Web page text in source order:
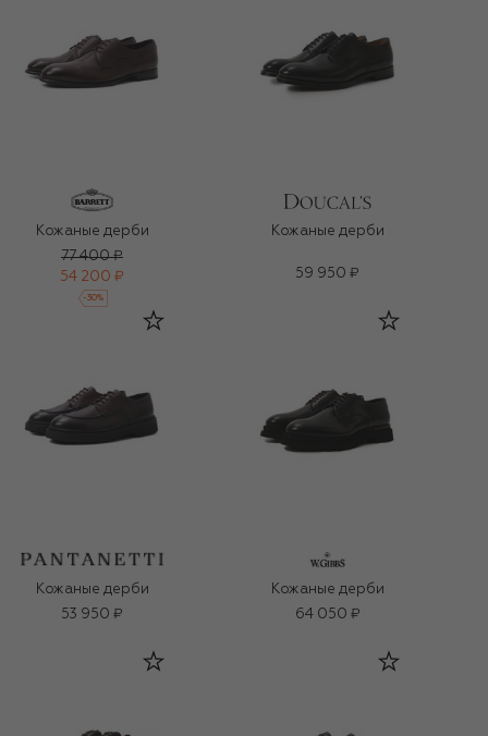
Кожаные дерби
77 400 ₽
54 200 ₽
-30%
Кожаные дерби
59 950 ₽
Кожаные дерби
53 950 ₽
Кожаные дерби
64 050 ₽